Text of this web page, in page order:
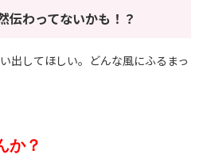
わってないかも！？
出してほしい。どんな風にふるまっ
か？